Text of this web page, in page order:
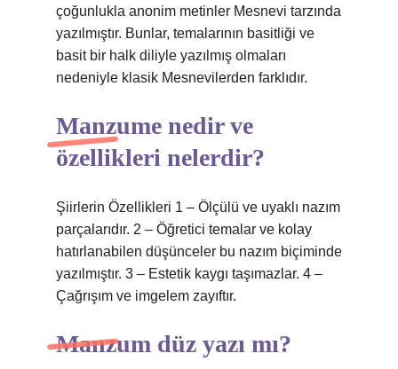
çoğunlukla anonim metinler Mesnevi tarzında
yazılmıştır. Bunlar, temalarının basitliği ve
basit bir halk diliyle yazılmış olmaları
nedeniyle klasik Mesnevilerden farklıdır.
Manzume nedir ve
özellikleri nelerdir?
Şiirlerin Özellikleri 1 – Ölçülü ve uyaklı nazım
parçalarıdır. 2 – Öğretici temalar ve kolay
hatırlanabilen düşünceler bu nazım biçiminde
yazılmıştır. 3 – Estetik kaygı taşımazlar. 4 –
Çağrışım ve imgelem zayıftır.
Manzum düz yazı mı?